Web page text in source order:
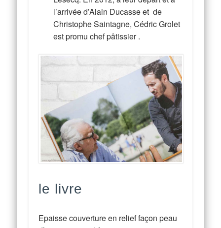
l’arrivée d’Alain Ducasse et de
Christophe Saintagne, Cédric Grolet
est promu chef pâtissier .
le livre
Epaisse couverture en relief façon peau